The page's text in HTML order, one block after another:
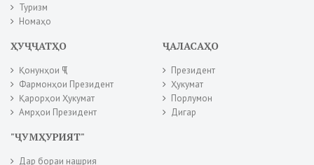
Туризм
Номаҳо
ҲУҶҶАТҲО
Қонунҳои ҶТ
Фармонҳои Президент
Қарорҳои Ҳукумат
Амрҳои Президент
ҶАЛАСАҲО
Президент
Ҳукумат
Порлумон
Дигар
"ҶУМҲУРИЯТ"
Дар бораи нашрия